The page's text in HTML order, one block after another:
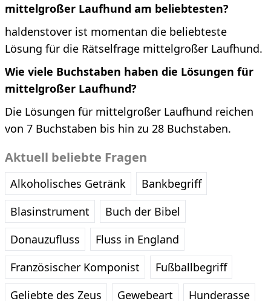
mittelgroßer Laufhund am beliebtesten?
haldenstover ist momentan die beliebteste
Lösung für die Rätselfrage mittelgroßer Laufhund.
Wie viele Buchstaben haben die Lösungen für
mittelgroßer Laufhund?
Die Lösungen für mittelgroßer Laufhund reichen
von 7 Buchstaben bis hin zu 28 Buchstaben.
Aktuell beliebte Fragen
Alkoholisches Getränk
Bankbegriff
Blasinstrument
Buch der Bibel
Donauzufluss
Fluss in England
Französischer Komponist
Fußballbegriff
Geliebte des Zeus
Gewebeart Hunderasse